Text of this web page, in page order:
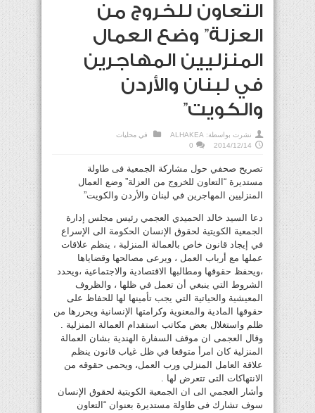
التعاون للخروج من
العزلة” وضع العمال
المنزليين المهاجرين
في لبنان والأردن
والكويت”
نشرت بواسطة: ALHAKEA في محليات
2014/12/14
0
تصريح صحفي حول مشاركة الجمعية فى طاولة
مستديرة “التعاون للخروج من العزلة” وضع العمال
المنزليين المهاجرين في لبنان والأردن والكويت”
دعا السيد خالد الحميدي العجمي رئيس مجلس إدارة
الجمعية الكويتية لحقوق الإنسان الحكومة الى الإسراع
في إيجاد قانون خاص بالعمالة المنزلية ، ينظم علاقات
عملها مع أرباب العمل ، ويرعى مصالحها وقضاياها
،ويحفظ حقوقها ومطالبها الاقتصادية والاجتماعية ،ويحدد
الشروط التي ينبغي أن تعمل في ظلها ، والظروف
المعيشية والحياتية التي يجب تأمينها لها للحفاظ على
حقوقها المادية والمعنوية وكرامتها الإنسانية ويحررها من
ظلم واستغلال بعض مكاتب استقدام العمالة المنزلية .
وقال العجمى ان موقف السفارة الهندية بشان العمالة
المنزلية كان امرأ متوقعا في ظل غياب قانون ينظم
علاقة العامل المنزلي ورب العمل، ويحمى حقوقه من
الانتهاكات التى تتعرض لها .
وأشار العجمي الى ان الجمعية الكويتية لحقوق الإنسان
سوف تشارك فى طاولة مستديرة بعنوان “التعاون